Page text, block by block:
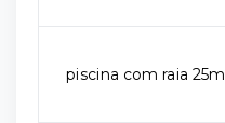
piscina com raia 25m